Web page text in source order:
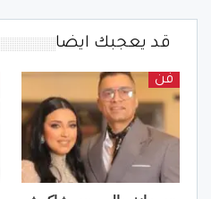
قد يعجبك ايضا
فن